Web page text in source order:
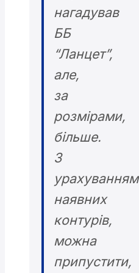
нагадував
ББ
“Ланцет”,
але,
за
розмірами,
більше.
З
урахуванням
наявних
контурів,
можна
припустити,